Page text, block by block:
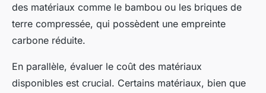
des matériaux comme le bambou ou les briques de
terre compressée, qui possèdent une empreinte
carbone réduite.
En parallèle, évaluer le coût des matériaux
disponibles est crucial. Certains matériaux, bien que